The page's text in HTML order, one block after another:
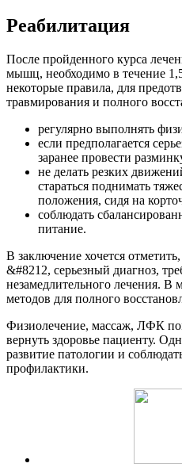
Реабилитация
После пройденного курса
мышц, необходимо в течение
некоторые правила, для
травмирования и полного
регулярно выполнять
если предполагается
заранее провести
не делать резких
стараться поднимать
положения, сидя на
соблюдать
питание.
В заключение хочется
&#8212, серьезный диагноз,
незамедлительного лечения. В
методов для полного
Физиолечение, массаж, ЛФК
вернуть здоровье пациенту.
развитие патологии и
профилактики.